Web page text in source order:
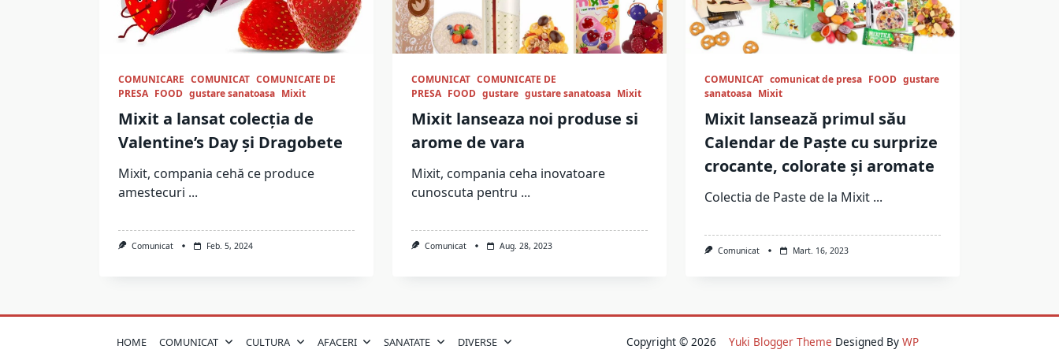
COMUNICARE COMUNICAT COMUNICATE DE
PRESA FOOD gustare sanatoasa Mixit
Mixit a lansat colecția de
Valentine’s Day și Dragobete
Mixit, compania cehă ce produce
amestecuri ...
Comunicat Feb. 5, 2024
COMUNICAT COMUNICATE DE
PRESA FOOD gustare gustare sanatoasa Mixit
Mixit lanseaza noi produse si
arome de vara
Mixit, compania ceha inovatoare
cunoscuta pentru ...
Comunicat Aug. 28, 2023
COMUNICAT comunicat de presa FOOD gustare
sanatoasa Mixit
Mixit lansează primul său
Calendar de Paște cu surprize
crocante, colorate și aromate
Colectia de Paste de la Mixit ...
Comunicat Mart. 16, 2023
HOME COMUNICAT CULTURA AFACERI SANATATE
DIVERSE
Copyright © 2026Yuki Blogger Theme Designed ByWP